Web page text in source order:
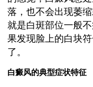
落，也不会出现萎
就是白斑部位一般
果发现脸上的白块
了。
白癜风的典型症状特征